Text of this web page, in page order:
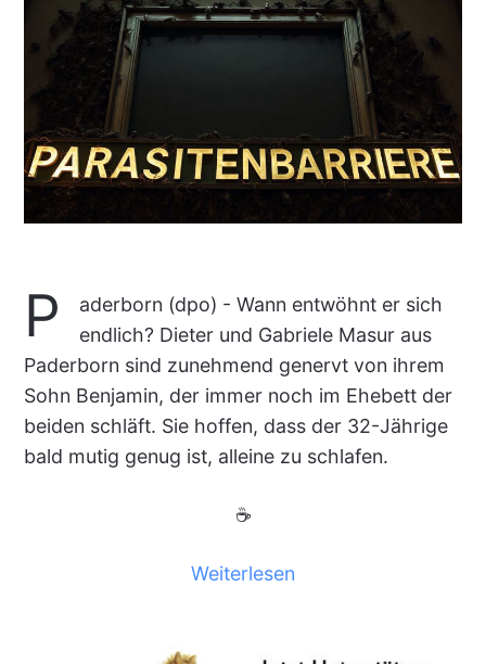
P
aderborn (dpo) - Wann entwöhnt er sich
endlich? Dieter und Gabriele Masur aus
Paderborn sind zunehmend genervt von ihrem
Sohn Benjamin, der immer noch im Ehebett der
beiden schläft. Sie hoffen, dass der 32-Jährige
bald mutig genug ist, alleine zu schlafen.
☕
Weiterlesen